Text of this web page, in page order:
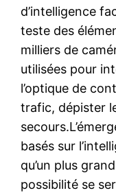
d’intelligence
teste des
milliers de
utilisées pour
l’optique de
trafic, dépister
basés sur
qu’un plus
possibilité se